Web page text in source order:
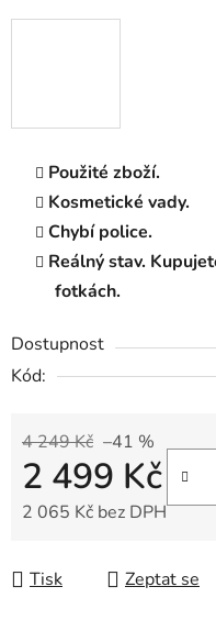
Použité zboží.
Kosmetické vady.
Chybí police.
Reálný stav.
fotkách.
Dostupnost
Kód:
4 249 Kč –41 %
2 499 Kč
2 065 Kč bez DPH
Tisk Zeptat se